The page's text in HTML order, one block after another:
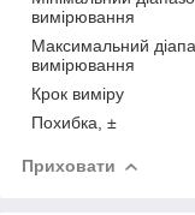
вимірювання
Максимальний
вимірювання
Крок виміру
Похибка, ±
Приховати